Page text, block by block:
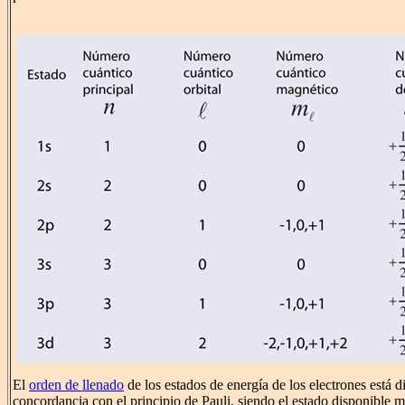
El orden de llenado de los estados de energía de los electrones está
concordancia con el principio de Pauli, siendo el estado disponible